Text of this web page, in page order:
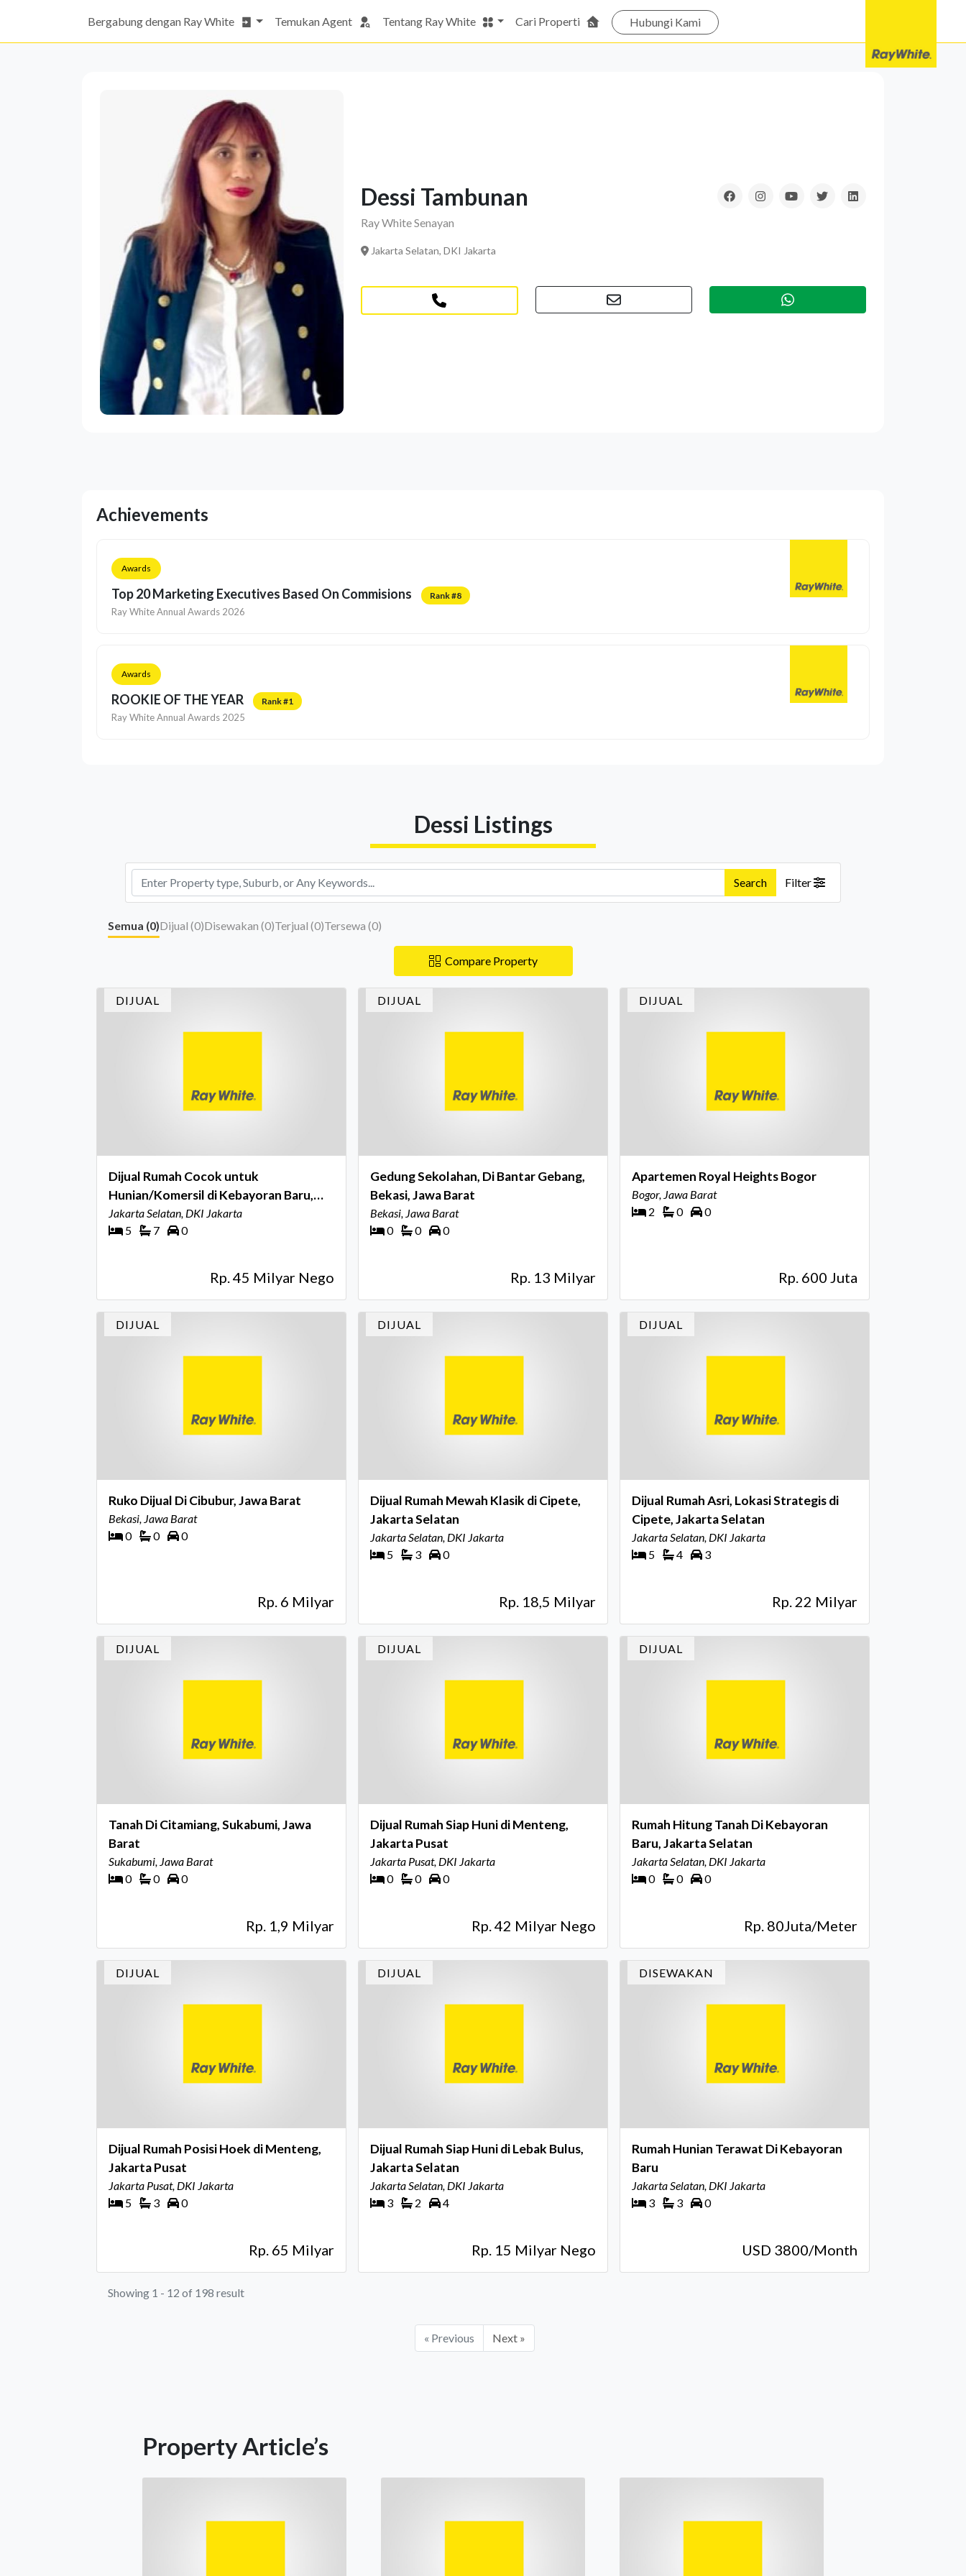
Bergabung dengan Ray White Temukan Agent Tentang Ray White Cari Properti Hubungi Kami
Dessi Tambunan
Ray White Senayan
Jakarta Selatan, DKI Jakarta
Achievements
Awards
Top 20 Marketing Executives Based On Commisions Rank #8
Ray White Annual Awards 2026
Awards
ROOKIE OF THE YEAR Rank #1
Ray White Annual Awards 2025
Dessi Listings
Search Filter
Semua (0)Dijual (0)Disewakan (0)Terjual (0)Tersewa (0)
Compare Property
DIJUAL
Dijual Rumah Cocok untuk
Hunian/Komersil di Kebayoran Baru,
Jakarta Selatan
Jakarta Selatan, DKI Jakarta
5
7 0
Rp. 45 Milyar Nego
DIJUAL
Gedung Sekolahan, Di Bantar Gebang,
Bekasi, Jawa Barat
Bekasi, Jawa Barat
0
0 0
Rp. 13 Milyar
DIJUAL
Apartemen Royal Heights Bogor
Bogor, Jawa Barat
2
0 0
Rp. 600 Juta
DIJUAL
Ruko Dijual Di Cibubur, Jawa Barat
Bekasi, Jawa Barat
0
0 0
Rp. 6 Milyar
DIJUAL
Dijual Rumah Mewah Klasik di Cipete,
Jakarta Selatan
Jakarta Selatan, DKI Jakarta
5
3 0
Rp. 18,5 Milyar
DIJUAL
Dijual Rumah Asri, Lokasi Strategis di
Cipete, Jakarta Selatan
Jakarta Selatan, DKI Jakarta
5
4 3
Rp. 22 Milyar
DIJUAL
Tanah Di Citamiang, Sukabumi, Jawa
Barat
Sukabumi, Jawa Barat
0
0 0
Rp. 1,9 Milyar
DIJUAL
Dijual Rumah Siap Huni di Menteng,
Jakarta Pusat
Jakarta Pusat, DKI Jakarta
0
0 0
Rp. 42 Milyar Nego
DIJUAL
Rumah Hitung Tanah Di Kebayoran
Baru, Jakarta Selatan
Jakarta Selatan, DKI Jakarta
0
0 0
Rp. 80Juta/Meter
DIJUAL
Dijual Rumah Posisi Hoek di Menteng,
Jakarta Pusat
Jakarta Pusat, DKI Jakarta
5
3 0
Rp. 65 Milyar
DIJUAL
Dijual Rumah Siap Huni di Lebak Bulus,
Jakarta Selatan
Jakarta Selatan, DKI Jakarta
3
2 4
Rp. 15 Milyar Nego
DISEWAKAN
Rumah Hunian Terawat Di Kebayoran
Baru
Jakarta Selatan, DKI Jakarta
3
3 0
USD 3800/Month
Showing 1 - 12 of 198 result
« Previous Next »
Property Article’s